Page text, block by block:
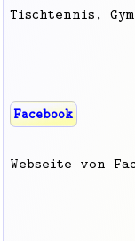
Tischtennis,
Facebook
Webseite von